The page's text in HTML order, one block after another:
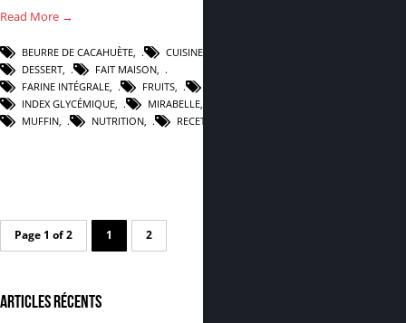
Read More →
BEURRE DE CACAHUÈTE, CUISINE
DESSERT, FAIT MAISON,
FARINE INTÉGRALE, FRUITS,
INDEX GLYCÉMIQUE, MIRABELLE,
MUFFIN, NUTRITION, RECETTE
Page 1 of 2 1 2
Articles récents